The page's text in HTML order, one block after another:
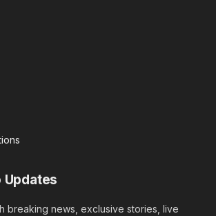
breaking news, exclusive stories, live